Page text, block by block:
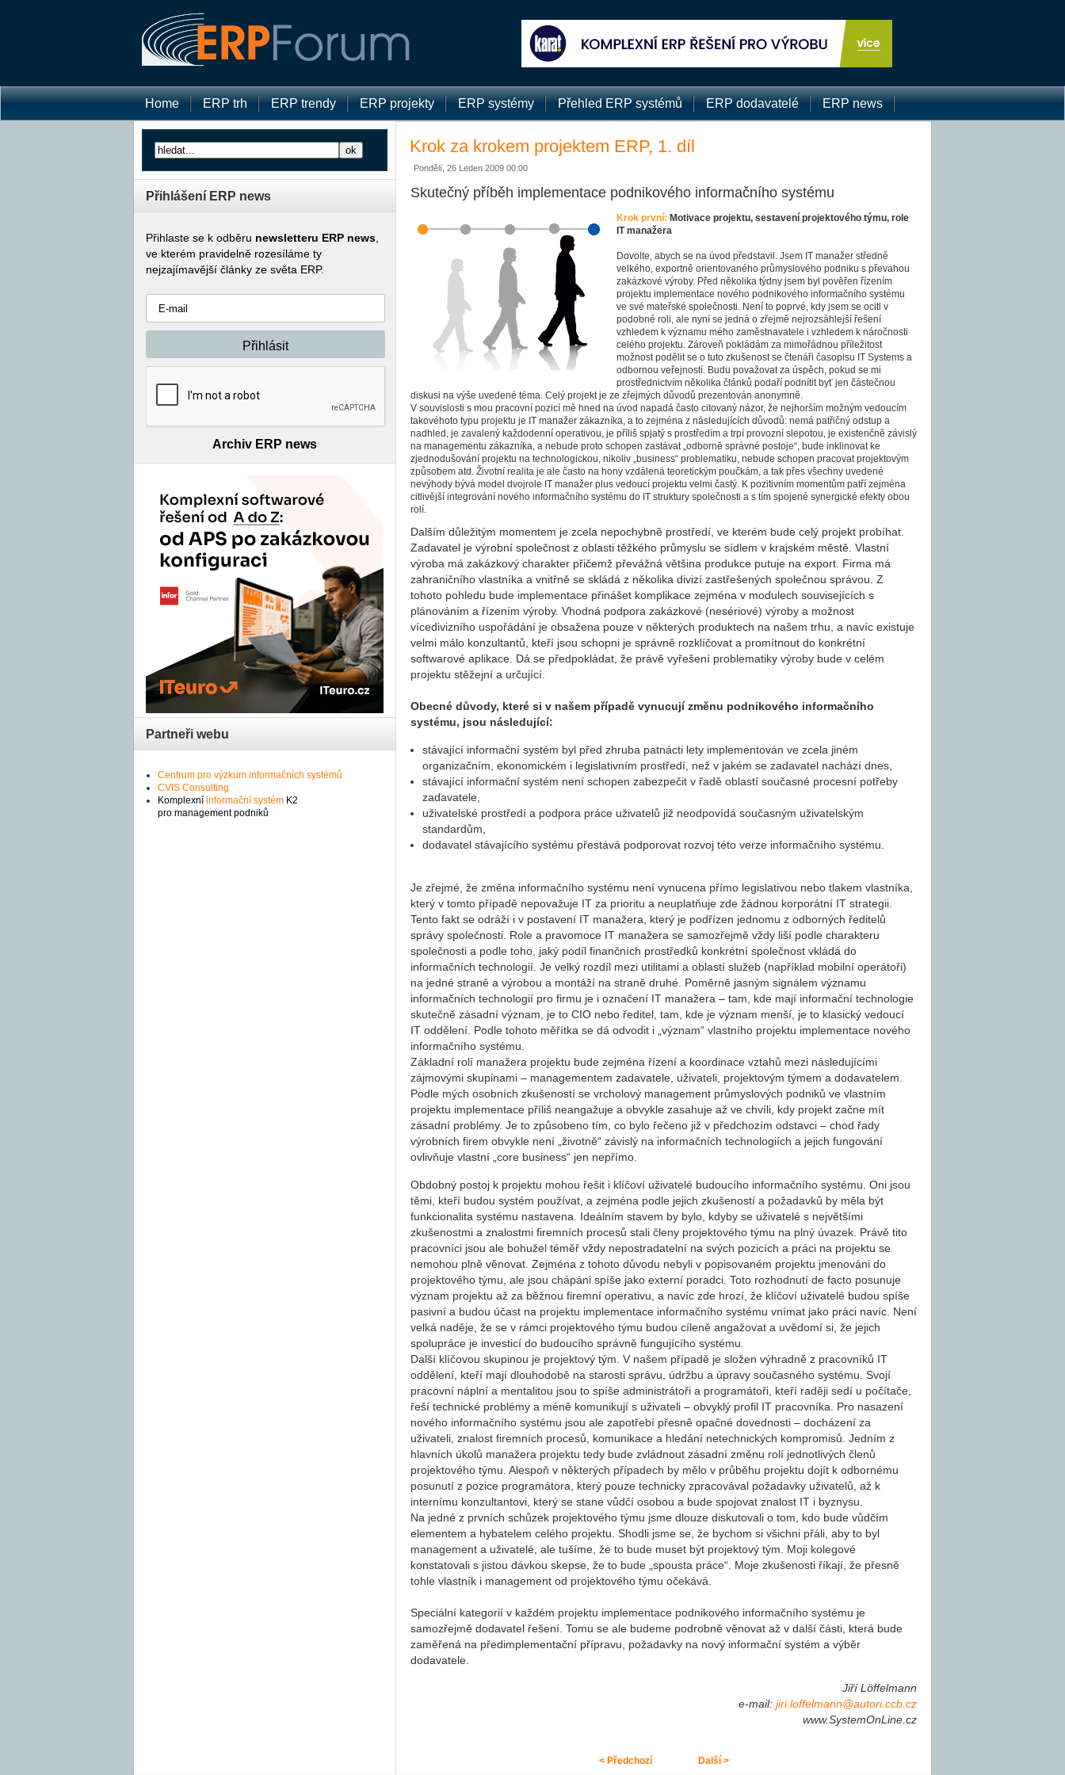
Home ERP trh ERP trendy ERP projekty ERP systémy Přehled ERP systémů ERP dodavatelé ERP news
Přihlášení ERP news
Přihlaste se k odběru newsletteru ERP news
ve kterém pravidelně rozesíláme ty
nejzajímavější články ze světa ERP.
Archiv ERP news
Partneři webu
Centrum pro výzkum informačních systémů
CVIS Consulting
Komplexní informační systém K2
pro management podniků
Krok za krokem projektem ERP, 1. díl
Pondělí, 26 Leden 2009 00:00
Skutečný příběh implementace podnikového informačního systému
Krok první: Motivace projektu, sestavení projektového týmu, role
IT manažera
Dovolte, abych se na úvod představil. Jsem IT manažer středně
velkého, exportně orientovaného průmyslového podniku s převahou
zakázkové výroby. Před několika týdny jsem byl pověřen řízením
projektu implementace nového podnikového informačního systému
ve své mateřské společnosti. Není to poprvé, kdy jsem se ocitl v
podobné roli, ale nyní se jedná o zřejmě nejrozsáhlejší řešení
vzhledem k významu mého zaměstnavatele i vzhledem k náročnosti
celého projektu. Zároveň pokládám za mimořádnou příležitost
možnost podělit se o tuto zkušenost se čtenáři časopisu IT Systems a
odbornou veřejností. Budu považovat za úspěch, pokud se mi
prostřednictvím několika článků podaří podnítit byť jen částečnou
diskusi na výše uvedené téma. Celý projekt je ze zřejmých důvodů prezentován anonymně.
V souvislosti s mou pracovní pozicí mě hned na úvod napadá často citovaný názor, že nejhorším možným vedoucím
takovéhoto typu projektu je IT manažer zákazníka, a to zejména z následujících důvodů: nemá patřičný odstup a
nadhled, je zavalený každodenní operativou, je příliš spjatý s prostředím a trpí provozní slepotou, je existenčně závislý
na managementu zákazníka, a nebude proto schopen zastávat „odborně správné postoje“, bude inklinovat ke
zjednodušování projektu na technologickou, nikoliv „business“ problematiku, nebude schopen pracovat projektovým
způsobem atd. Životní realita je ale často na hony vzdálená teoretickým poučkám, a tak přes všechny uvedené
nevýhody bývá model dvojrole IT manažer plus vedoucí projektu velmi častý. K pozitivním momentům patří zejména
citlivější integrování nového informačního systému do IT struktury společnosti a s tím spojené synergické efekty obou
rolí.
Dalším důležitým momentem je zcela nepochybně prostředí, ve kterém bude celý projekt probíhat.
Zadavatel je výrobní společnost z oblasti těžkého průmyslu se sídlem v krajském městě. Vlastní
výroba má zakázkový charakter přičemž převážná většina produkce putuje na export. Firma má
zahraničního vlastníka a vnitřně se skládá z několika divizí zastřešených společnou správou. Z
tohoto pohledu bude implementace přinášet komplikace zejména v modulech souvisejících s
plánováním a řízením výroby. Vhodná podpora zakázkové (nesériové) výroby a možnost
vícedivizního uspořádání je obsažena pouze v některých produktech na našem trhu, a navíc existuje
velmi málo konzultantů, kteří jsou schopni je správně rozklíčovat a promítnout do konkrétní
softwarové aplikace. Dá se předpokládat, že právě vyřešení problematiky výroby bude v celém
projektu stěžejní a určující.
Obecné důvody, které si v našem případě vynucují změnu podnikového informačního
systému, jsou následující:
stávající informační systém byl před zhruba patnácti lety implementován ve zcela jiném
organizačním, ekonomickém i legislativním prostředí, než v jakém se zadavatel nachází dnes,
stávající informační systém není schopen zabezpečit v řadě oblastí současné procesní potřeby
zadavatele,
uživatelské prostředí a podpora práce uživatelů již neodpovídá současným uživatelským
standardům,
dodavatel stávajícího systému přestává podporovat rozvoj této verze informačního systému.
Je zřejmé, že změna informačního systému není vynucena přímo legislativou nebo tlakem vlastníka,
který v tomto případě nepovažuje IT za prioritu a neuplatňuje zde žádnou korporátní IT strategii.
Tento fakt se odráží i v postavení IT manažera, který je podřízen jednomu z odborných ředitelů
správy společnosti. Role a pravomoce IT manažera se samozřejmě vždy liší podle charakteru
společnosti a podle toho, jaký podíl finančních prostředků konkrétní společnost vkládá do
informačních technologií. Je velký rozdíl mezi utilitami a oblastí služeb (například mobilní operátoři)
na jedné straně a výrobou a montáží na straně druhé. Poměrně jasným signálem významu
informačních technologií pro firmu je i označení IT manažera – tam, kde mají informační technologie
skutečně zásadní význam, je to CIO nebo ředitel, tam, kde je význam menší, je to klasický vedoucí
IT oddělení. Podle tohoto měřítka se dá odvodit i „význam“ vlastního projektu implementace nového
informačního systému.
Základní rolí manažera projektu bude zejména řízení a koordinace vztahů mezi následujícími
zájmovými skupinami – managementem zadavatele, uživateli, projektovým týmem a dodavatelem.
Podle mých osobních zkušeností se vrcholový management průmyslových podniků ve vlastním
projektu implementace příliš neangažuje a obvykle zasahuje až ve chvíli, kdy projekt začne mít
zásadní problémy. Je to způsobeno tím, co bylo řečeno již v předchozím odstavci – chod řady
výrobních firem obvykle není „životně“ závislý na informačních technologiích a jejich fungování
ovlivňuje vlastní „core business“ jen nepřímo.
Obdobný postoj k projektu mohou řešit i klíčoví uživatelé budoucího informačního systému. Oni jsou
těmi, kteří budou systém používat, a zejména podle jejich zkušeností a požadavků by měla být
funkcionalita systému nastavena. Ideálním stavem by bylo, kdyby se uživatelé s největšími
zkušenostmi a znalostmi firemních procesů stali členy projektového týmu na plný úvazek. Právě tito
pracovníci jsou ale bohužel téměř vždy nepostradatelní na svých pozicích a práci na projektu se
nemohou plně věnovat. Zejména z tohoto důvodu nebyli v popisovaném projektu jmenováni do
projektového týmu, ale jsou chápáni spíše jako externí poradci. Toto rozhodnutí de facto posunuje
význam projektu až za běžnou firemní operativu, a navíc zde hrozí, že klíčoví uživatelé budou spíše
pasivní a budou účast na projektu implementace informačního systému vnímat jako práci navíc. Není
velká naděje, že se v rámci projektového týmu budou cíleně angažovat a uvědomí si, že jejich
spolupráce je investicí do budoucího správně fungujícího systému.
Další klíčovou skupinou je projektový tým. V našem případě je složen výhradně z pracovníků IT
oddělení, kteří mají dlouhodobě na starosti správu, údržbu a úpravy současného systému. Svojí
pracovní náplní a mentalitou jsou to spíše administrátoři a programátoři, kteří raději sedí u počítače,
řeší technické problémy a méně komunikují s uživateli – obvyklý profil IT pracovníka. Pro nasazení
nového informačního systému jsou ale zapotřebí přesně opačné dovednosti – docházení za
uživateli, znalost firemních procesů, komunikace a hledání netechnických kompromisů. Jedním z
hlavních úkolů manažera projektu tedy bude zvládnout zásadní změnu rolí jednotlivých členů
projektového týmu. Alespoň v některých případech by mělo v průběhu projektu dojít k odbornému
posunutí z pozice programátora, který pouze technicky zpracovával požadavky uživatelů, až k
internímu konzultantovi, který se stane vůdčí osobou a bude spojovat znalost IT i byznysu.
Na jedné z prvních schůzek projektového týmu jsme dlouze diskutovali o tom, kdo bude vůdčím
elementem a hybatelem celého projektu. Shodli jsme se, že bychom si všichni přáli, aby to byl
management a uživatelé, ale tušíme, že to bude muset být projektový tým. Moji kolegové
konstatovali s jistou dávkou skepse, že to bude „spousta práce“. Moje zkušenosti říkají, že přesně
tohle vlastník i management od projektového týmu očekává.
Speciální kategorií v každém projektu implementace podnikového informačního systému je
samozřejmě dodavatel řešení. Tomu se ale budeme podrobně věnovat až v další části, která bude
zaměřená na předimplementační přípravu, požadavky na nový informační systém a výběr
dodavatele.
Jiří Löffelmann
e-mail: jiri.loffelmann@autori.ccb.cz
www.SystemOnLine.cz
< Předchozí Další >